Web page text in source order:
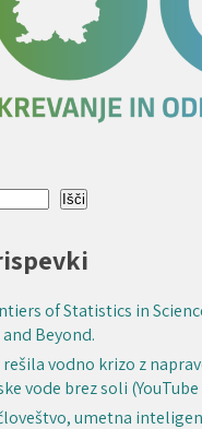
Išči
of Statistics in
Beyond.
vodno krizo z
vode brez soli (YouTube
umetna